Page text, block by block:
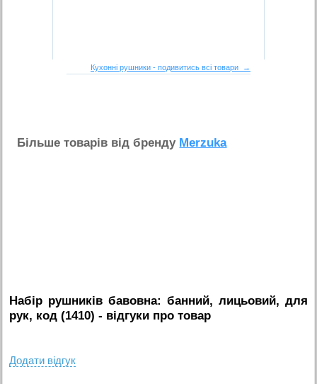
Кухонні рушники - подивитись всі товари →
Бiльше товарiв вiд бренду Merzuka
Набір рушників бавовна: банний, лицьовий, для
рук, код (1410) - вiдгуки про товар
Додати вiдгук